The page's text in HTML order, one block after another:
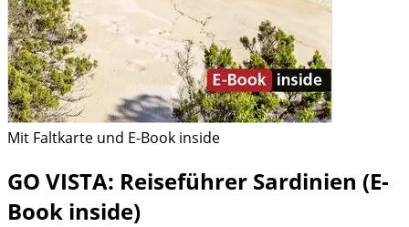
Mit Faltkarte und E-Book inside
GO VISTA: Reiseführer Sardinien (E-
Book inside)